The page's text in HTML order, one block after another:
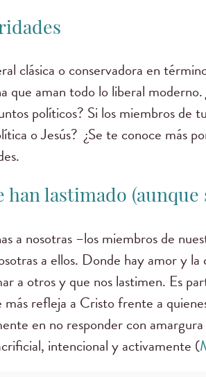
clásica o conservadora en
que aman todo lo liberal
políticos? Si los miembros
o Jesús? ¿Se te conoce más
han lastimado
a nosotras –los miembros de
a ellos. Donde hay amor y
a otros y que nos lastimen. Es
refleja a Cristo frente a
en no responder con
intencional y activamente (